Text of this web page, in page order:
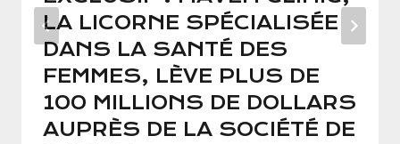
LA LICORNE SPÉCIALISÉE
DANS LA SANTÉ DES
FEMMES, LÈVE PLUS DE
100 MILLIONS DE DOLLARS
AUPRÈS DE LA SOCIÉTÉ DE